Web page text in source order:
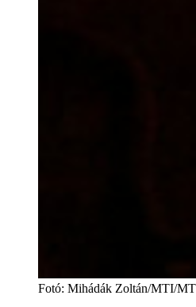
Fotó: Mihádák Zoltán/MTI/